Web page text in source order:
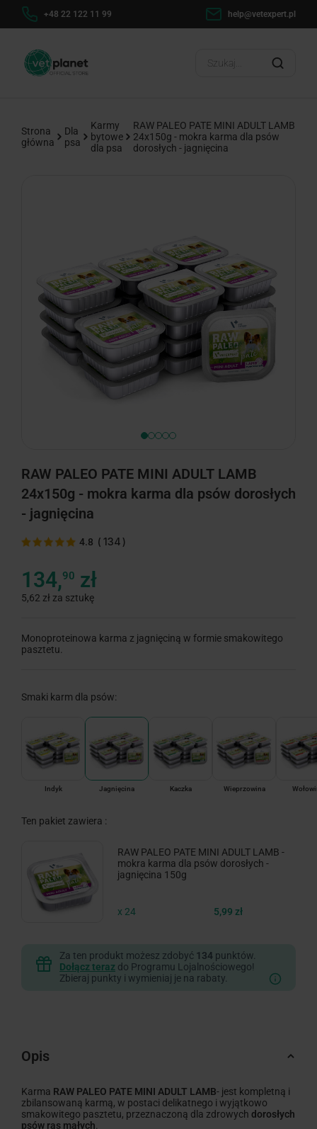
+48 22 122 11 99 help@vetexpert.pl
Strona
główna
Dla
psa
Karmy
bytowe
dla psa
RAW PALEO PATE MINI ADULT LAMB
24x150g - mokra karma dla psów
dorosłych - jagnięcina
RAW PALEO PATE MINI ADULT LAMB
24x150g - mokra karma dla psów dorosłych
- jagnięcina
4.8 ( 134 )
134,90 zł
5,62 zł za sztukę
Monoproteinowa karma z jagnięciną w formie smakowitego
pasztetu.
Smaki karm dla psów:
Indyk Jagnięcina Kaczka Wieprzowina
Ten pakiet zawiera :
RAW PALEO PATE MINI ADULT LAMB -
mokra karma dla psów dorosłych -
jagnięcina 150g
x 24 5,99 zł
Za ten produkt możesz zdobyć 134 punktów.
Dołącz teraz do Programu Lojalnościowego!
Zbieraj punkty i wymieniaj je na rabaty.
Opis
Karma RAW PALEO PATE MINI ADULT LAMB- jest kompletną i
zbilansowaną karmą, w postaci delikatnego i wyjątkowo
smakowitego pasztetu, przeznaczoną dla zdrowych dorosłych
psów ras małych